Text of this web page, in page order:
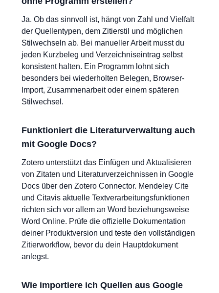
Ja. Ob das sinnvoll ist, hängt von Zahl und Vielfalt
der Quellentypen, dem Zitierstil und möglichen
Stilwechseln ab. Bei manueller Arbeit musst du
jeden Kurzbeleg und Verzeichniseintrag selbst
konsistent halten. Ein Programm lohnt sich
besonders bei wiederholten Belegen, Browser-
Import, Zusammenarbeit oder einem späteren
Stilwechsel.
Funktioniert die Literaturverwaltung auch
mit Google Docs?
Zotero unterstützt das Einfügen und Aktualisieren
von Zitaten und Literaturverzeichnissen in Google
Docs über den Zotero Connector. Mendeley Cite
und Citavis aktuelle Textverarbeitungsfunktionen
richten sich vor allem an Word beziehungsweise
Word Online. Prüfe die offizielle Dokumentation
deiner Produktversion und teste den vollständigen
Zitierworkflow, bevor du dein Hauptdokument
anlegst.
Wie importiere ich Quellen aus Google